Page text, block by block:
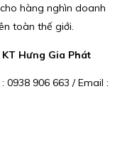
hàng nghìn doanh
toàn thế giới.
Hưng Gia Phát
0938 906 663 / Email :